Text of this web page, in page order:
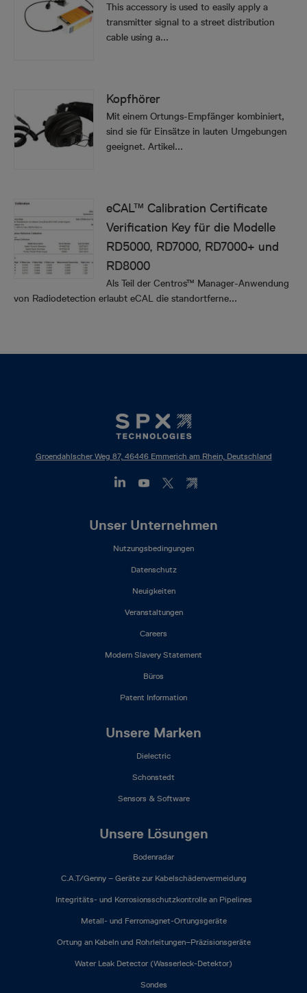
This accessory is used to easily apply a
transmitter signal to a street distribution
cable using a...
Kopfhörer
Mit einem Ortungs-Empfänger kombiniert,
sind sie für Einsätze in lauten Umgebungen
geeignet. Artikel...
eCAL™ Calibration Certificate
Verification Key für die Modelle
RD5000, RD7000, RD7000+ und
RD8000
Als Teil der Centros™ Manager-Anwendung
von Radiodetection erlaubt eCAL die standortferne...
Groendahlscher Weg 87, 46446 Emmerich am Rhein, Deutschland
Unser Unternehmen
Nutzungsbedingungen
Datenschutz
Neuigkeiten
Veranstaltungen
Careers
Modern Slavery Statement
Büros
Patent Information
Unsere Marken
Dielectric
Schonstedt
Sensors & Software
Unsere Lösungen
Bodenradar
C.A.T/Genny – Geräte zur Kabelschädenvermeidung
Integritäts- und Korrosionsschutzkontrolle an Pipelines
Metall- und Ferromagnet-Ortungsgeräte
Ortung an Kabeln und Rohrleitungen–Präzisionsgeräte
Water Leak Detector (Wasserleck-Detektor)
Sondes